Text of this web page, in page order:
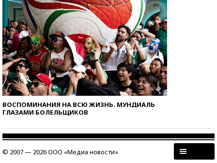
ВОСПОМИНАНИЯ НА ВСЮ ЖИЗНЬ. МУНДИАЛЬ
ГЛАЗАМИ БОЛЕЛЬЩИКОВ
© 2007 — 2026 ООО «Медиа новости»